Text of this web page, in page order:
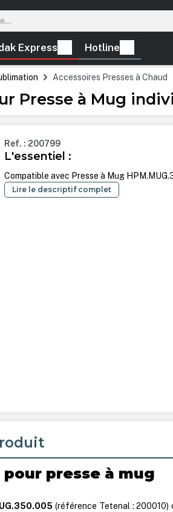
Express Hotline
Accessoires Presses à Chaud
Presse à Mug
Ref. : 200799
L'essentiel :
Compatible avec Presse à Mug
Lire le descriptif complet
presse à mug
(référence Tetenal : 200010)